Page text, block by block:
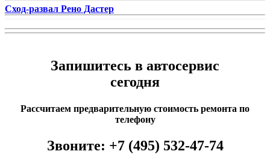
Сход-развал Рено Дастер
Запишитесь в автосервис
сегодня
Рассчитаем предварительную стоимость ремонта по
телефону
Звоните: +7 (495) 532-47-74